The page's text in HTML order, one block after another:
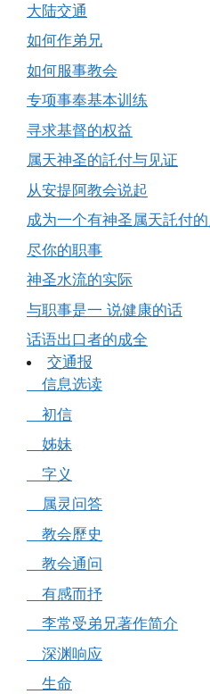
大陆交通
如何作弟兄
如何服事教会
专项事奉基本训练
寻求基督的权益
属天神圣的託付与见证
从安提阿教会说起
成为一个有神圣属天託付的
尽你的职事
神圣水流的实际
与职事是一 说健康的话
话语出口者的成全
交通报
信息选读
初信
姊妹
字义
属灵问答
教会歷史
教会通问
有感而抒
李常受弟兄著作简介
深渊响应
生命